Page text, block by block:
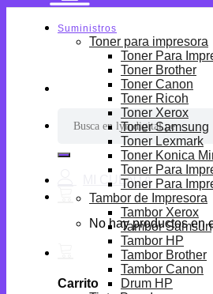
por:
No hay productos en
Carrito
Suministros
Toner para impresora
Toner Para
Toner Brother
Toner Canon
Toner Ricoh
Toner Xerox
Toner Samsung
Toner Lexmark
Toner Konica
Toner Para
Toner Para
Tambor de Impresora
Tambor Xerox
Tambor
Tambor HP
Tambor Brother
Tambor Canon
Drum HP